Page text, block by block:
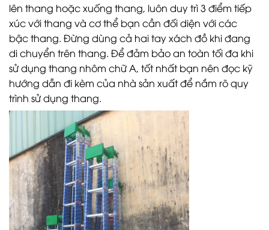
lên thang hoặc xuống thang, luôn duy trì 3 điểm tiếp
xúc với thang và cơ thể bạn cần đối diện với các
bậc thang. Đừng dùng cả hai tay xách đồ khi đang
di chuyển trên thang. Để đảm bảo an toàn tối đa khi
sử dụng thang nhôm chữ A, tốt nhất bạn nên đọc kỹ
hướng dẫn đi kèm của nhà sản xuất để nắm rõ quy
trình sử dụng thang.